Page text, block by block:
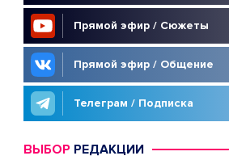
Прямой эфир / Сюжеты
Прямой эфир / Общение
Телеграм / Подписка
ВЫБОР РЕДАКЦИИ